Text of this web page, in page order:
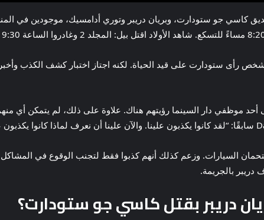
رأى ستودارت على قيد الحياة. لكنه اجتاز اختبار كشف الكذب
موظفي دار السينما رؤيتهم هناك. علاوة على ذلك، لم يتمكن أي
يقتحمان السيارات. وزعم كذلك أنهم كذبوا فقط لتجنب الوقوع في
بالجريمة.
دريبر بقتل كاسي جو ستودارت؟